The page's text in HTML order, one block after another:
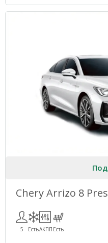
Chery Arrizo 8
5 ЕстьАКПП Есть